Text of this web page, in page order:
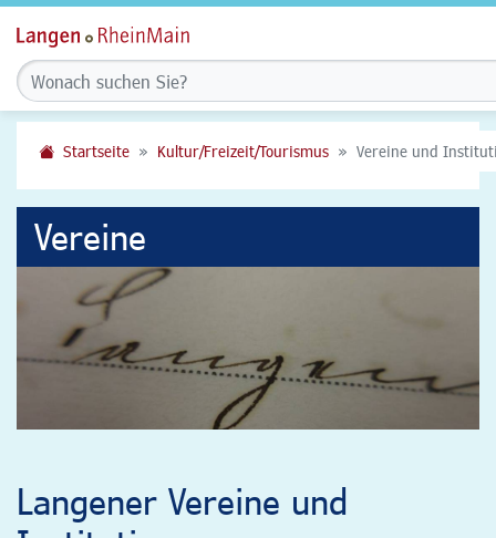
Startseite Kultur/Freizeit/Tourismus Vereine und
Vereine
Langener Vereine und